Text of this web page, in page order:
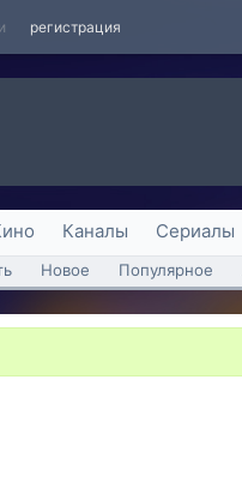
регистрация
Каналы Сериалы
Новое Популярное